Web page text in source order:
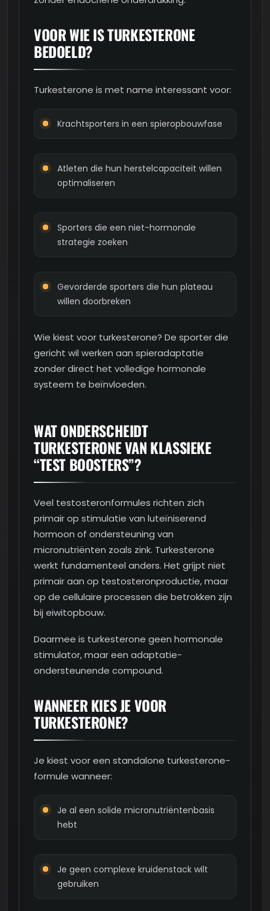
VOOR WIE IS TURKESTERONE
BEDOELD?
Turkesterone is met name interessant voor:
Krachtsporters in een spieropbouwfase
Atleten die hun herstelcapaciteit willen
optimaliseren
Sporters die een niet-hormonale
strategie zoeken
Gevorderde sporters die hun plateau
willen doorbreken
Wie kiest voor turkesterone? De sporter die
gericht wil werken aan spieradaptatie
zonder direct het volledige hormonale
systeem te beïnvloeden.
WAT ONDERSCHEIDT
TURKESTERONE VAN KLASSIEKE
“TEST BOOSTERS”?
Veel testosteronformules richten zich
primair op stimulatie van luteïniserend
hormoon of ondersteuning van
micronutriënten zoals zink. Turkesterone
werkt fundamenteel anders. Het grijpt niet
primair aan op testosteronproductie, maar
op de cellulaire processen die betrokken zijn
bij eiwitopbouw.
Daarmee is turkesterone geen hormonale
stimulator, maar een adaptatie-
ondersteunende compound.
WANNEER KIES JE VOOR
TURKESTERONE?
Je kiest voor een standalone turkesterone-
formule wanneer:
Je al een solide micronutriëntenbasis
hebt
Je geen complexe kruidenstack wilt
gebruiken